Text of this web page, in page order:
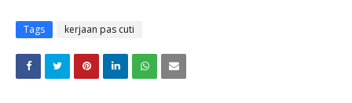
Tags kerjaan pas cuti